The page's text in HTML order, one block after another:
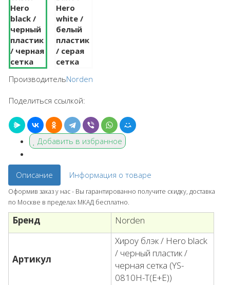
ПроизводительNorden
Поделиться ссылкой:
Добавить в избранное
Описание Информация о товаре
Оформив заказ у нас - Вы гарантированно получите скидку, доставка
по Москве в пределах МКАД бесплатно.
Бренд Norden
Артикул
Хироу блэк / Hero black
/ черный пластик /
черная сетка (YS-
0810H-T(E+E))